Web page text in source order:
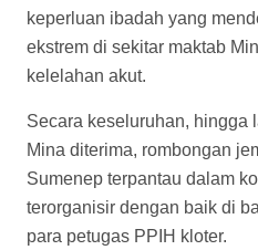
Selain itu, Warga Pragaan
(Kemenag) dan Petugas
(PPIH) di Arab Saudi
Indonesia:
1. Penerapan Skema